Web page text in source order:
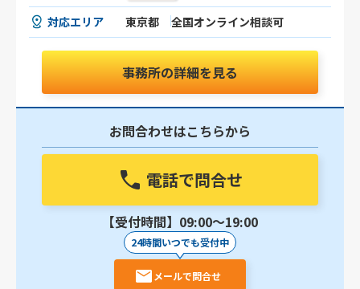
対応エリア 東京都 全国オンライン相談可
事務所の詳細を見る
お問合わせはこちらから
電話で問合せ
【受付時間】09:00〜19:00
24時間いつでも受付中
メールで問合せ